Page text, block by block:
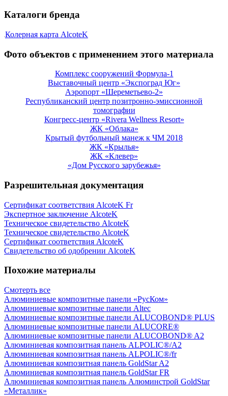
Каталоги бренда
Колерная карта AlcoteK
Фото объектов с применением этого материала
Комплекс сооружений Формула-1
Выставочный центр «Экспоград Юг»
Аэропорт «Шереметьево-2»
Республиканский центр позитронно-эмиссионной
томографии
Конгресс-центр «Rivera Wellness Resort»
ЖК «Облака»
Крытый футбольный манеж к ЧМ 2018
ЖК «Крылья»
ЖК «Клевер»
«Дом Русского зарубежья»
Разрешительная документация
Сертификат соответствия AlcoteK Fr
Экспертное заключение AlcoteK
Техническое свидетельство AlcoteK
Техническое свидетельство AlcoteK
Сертификат соответствия AlcoteK
Свидетельство об одобрении AlcoteK
Похожие материалы
Смотерть все
Алюминиевые композитные панели «РусКом»
Алюминиевые композитные панели Altec
Алюминиевые композитные панели ALUCOBOND® PLUS
Алюминиевые композитные панели ALUCORE®
Алюминиевые композитные панели ALUCOBOND® A2
Алюминиевая композитная панель ALPOLIC®/A2
Алюминиевая композитная панель ALPOLIC®/fr
Алюминиевая композитная панель GoldStar A2
Алюминиевая композитная панель GoldStar FR
Алюминиевая композитная панель Алюминстрой GoldStar
«Металлик»